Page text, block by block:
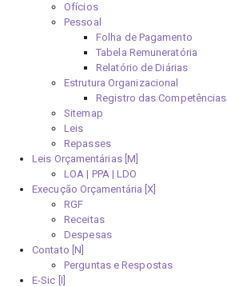
Ofícios
Pessoal
Folha de Pagamento
Tabela Remuneratória
Relatório de Diárias
Estrutura Organizacional
Registro das Competências
Sitemap
Leis
Repasses
Leis Orçamentárias [M]
LOA | PPA | LDO
Execução Orçamentária [X]
RGF
Receitas
Despesas
Contato [N]
Perguntas e Respostas
E-Sic [I]